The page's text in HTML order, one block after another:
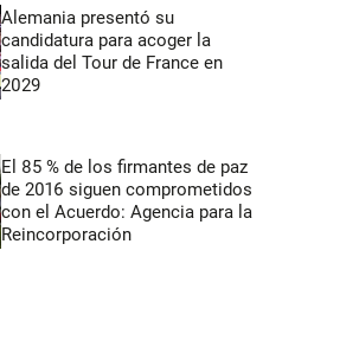
Alemania presentó su
candidatura para acoger la
salida del Tour de France en
2029
El 85 % de los firmantes de paz
de 2016 siguen comprometidos
con el Acuerdo: Agencia para la
Reincorporación